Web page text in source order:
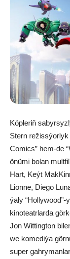
Köpleriň
Stern režissýorlyk
Comics” hem-de
önümi bolan
Hart, Keýt
Lionne, Diego
ýaly
kinoteatrlarda
Jon Wittington
we komediýa
super